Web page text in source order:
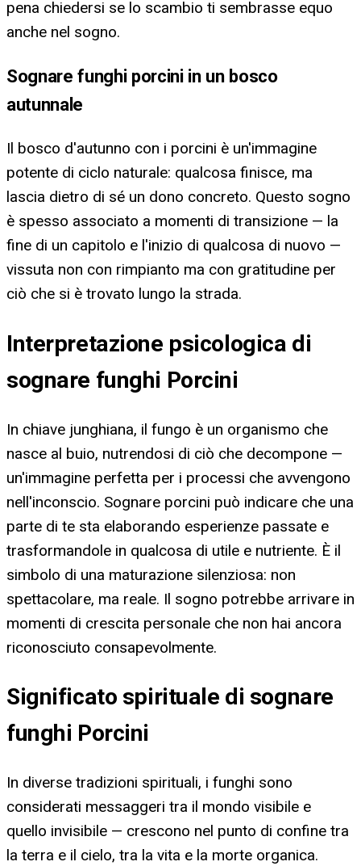
pena chiedersi se lo scambio ti sembrasse equo
anche nel sogno.
Sognare funghi porcini in un bosco
autunnale
Il bosco d'autunno con i porcini è un'immagine
potente di ciclo naturale: qualcosa finisce, ma
lascia dietro di sé un dono concreto. Questo sogno
è spesso associato a momenti di transizione — la
fine di un capitolo e l'inizio di qualcosa di nuovo —
vissuta non con rimpianto ma con gratitudine per
ciò che si è trovato lungo la strada.
Interpretazione psicologica di
sognare funghi Porcini
In chiave junghiana, il fungo è un organismo che
nasce al buio, nutrendosi di ciò che decompone —
un'immagine perfetta per i processi che avvengono
nell'inconscio. Sognare porcini può indicare che una
parte di te sta elaborando esperienze passate e
trasformandole in qualcosa di utile e nutriente. È il
simbolo di una maturazione silenziosa: non
spettacolare, ma reale. Il sogno potrebbe arrivare in
momenti di crescita personale che non hai ancora
riconosciuto consapevolmente.
Significato spirituale di sognare
funghi Porcini
In diverse tradizioni spirituali, i funghi sono
considerati messaggeri tra il mondo visibile e
quello invisibile — crescono nel punto di confine tra
la terra e il cielo, tra la vita e la morte organica.